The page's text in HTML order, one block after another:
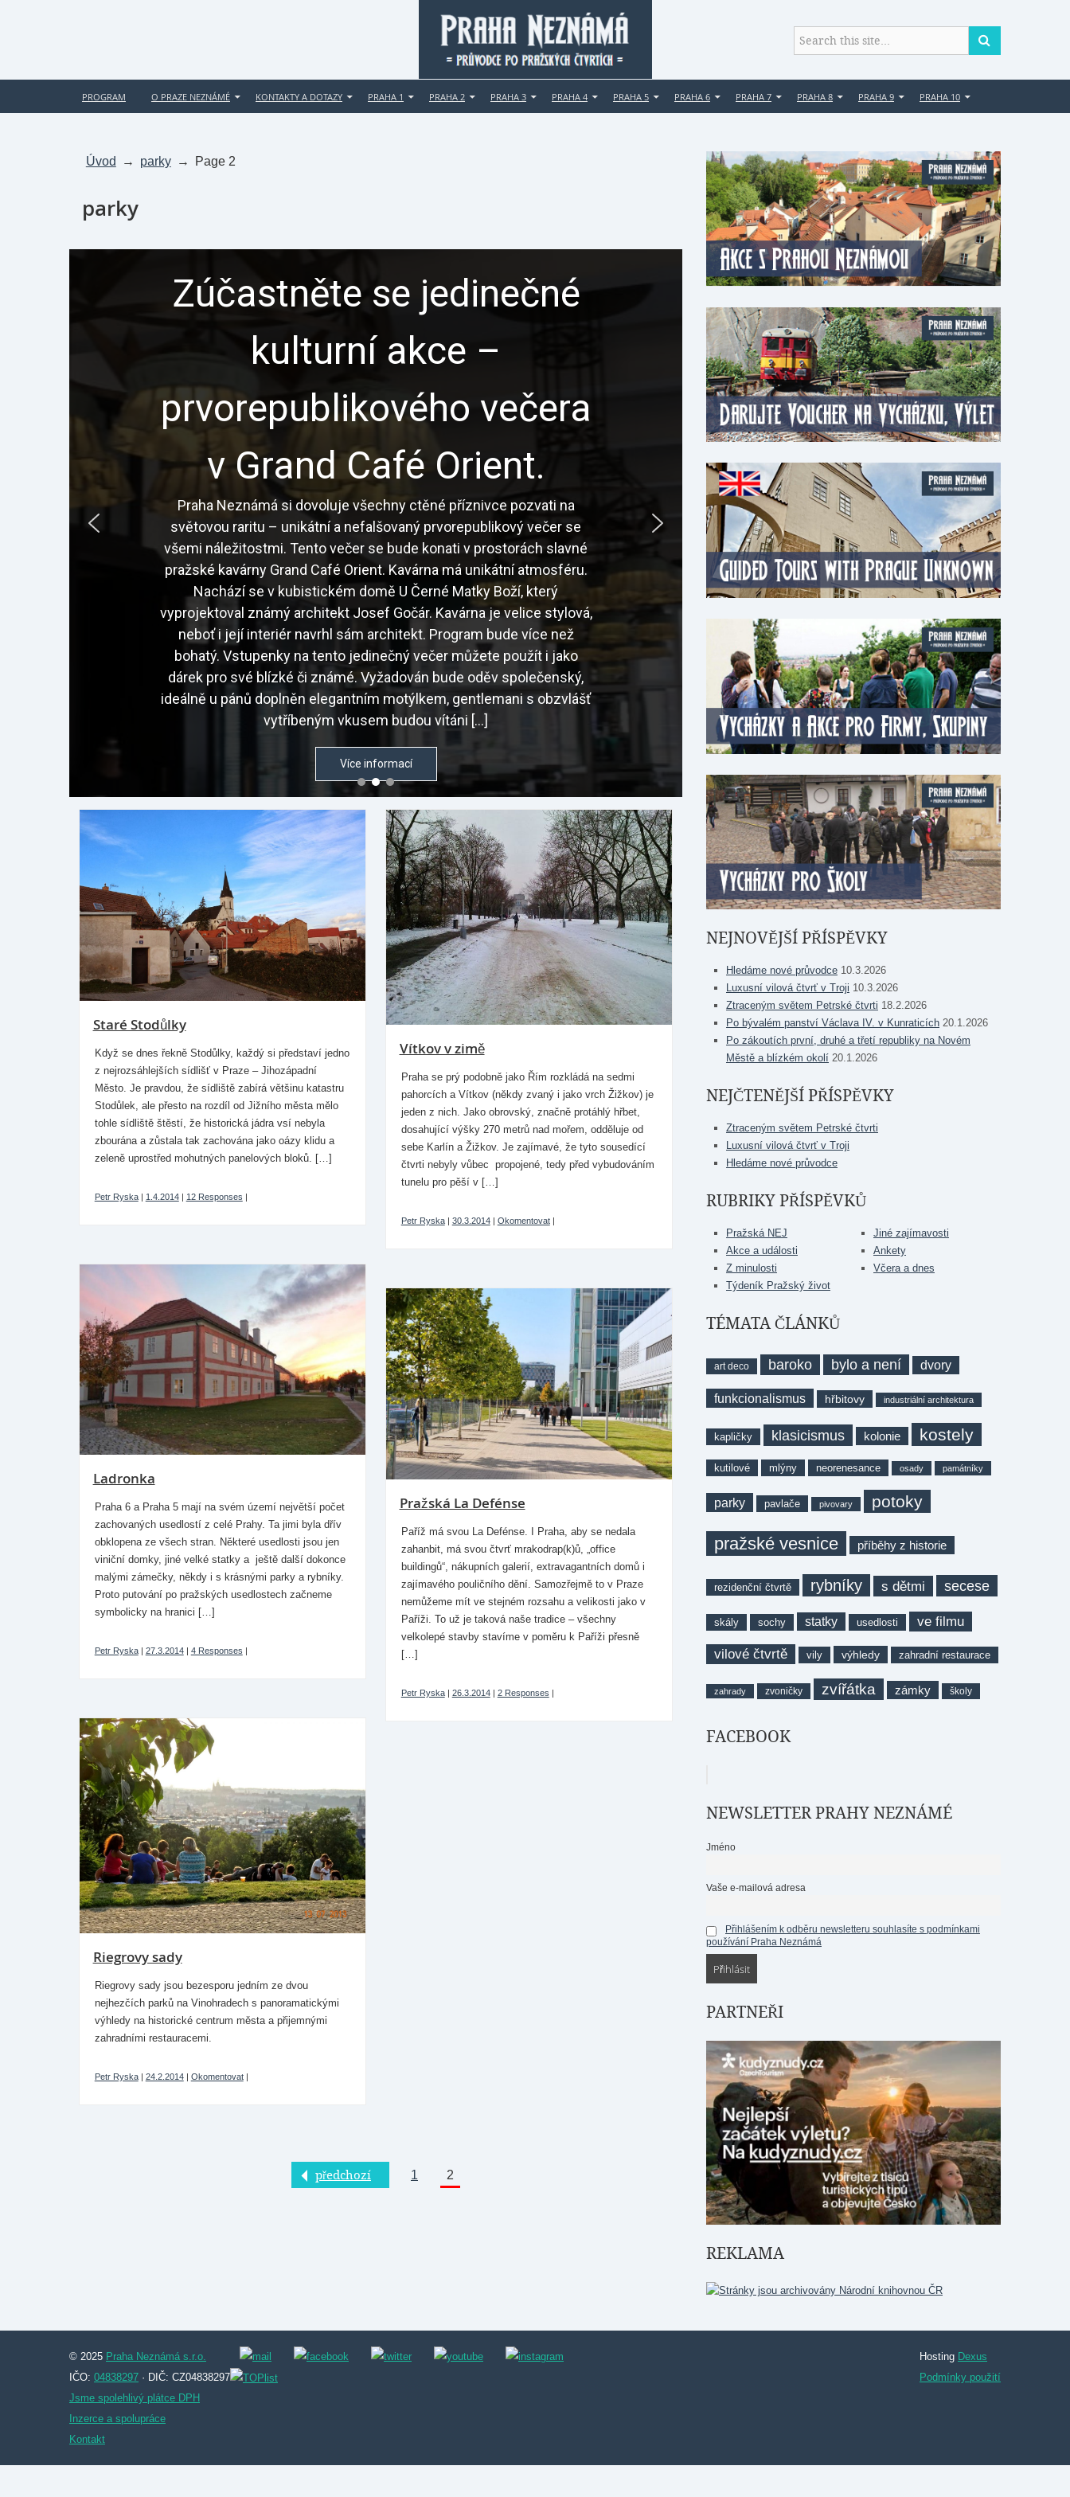
PROGRAM O PRAZE NEZNÁMÉ KONTAKTY A DOTAZY PRAHA 1 PRAHA 2 PRAHA 3 PRAHA 4 PRAHA 5 PRAHA 6 PRAHA 7 PRAHA 8 PRAHA 9 PRAHA 10
Úvod → parky → Page 2
parky
Zúčastněte se jedinečné
kulturní akce –
prvorepublikového večera
v Grand Café Orient.
Praha Neznámá si dovoluje všechny ctěné příznivce pozvati na
světovou raritu – unikátní a nefalšovaný prvorepublikový večer se
všemi náležitostmi. Tento večer se bude konati v prostorách slavné
pražské kavárny Grand Café Orient. Kavárna má unikátní atmosféru.
Nachází se v kubistickém domě U Černé Matky Boží, který
vyprojektoval známý architekt Josef Gočár. Kavárna je velice stylová,
neboť i její interiér navrhl sám architekt. Program bude více než
bohatý. Vstupenky na tento jedinečný večer můžete použít i jako
dárek pro své blízké či známé. Vyžadován bude oděv společenský,
ideálně u pánů doplněn elegantním motýlkem, gentlemani s obzvlášť
vytříbeným vkusem budou vítáni […]
Více informací
Staré Stodůlky
Když se dnes řekně Stodůlky, každý si představí jedno
z nejrozsáhlejších sídlišť v Praze – Jihozápadní
Město. Je pravdou, že sídliště zabírá většinu katastru
Stodůlek, ale přesto na rozdíl od Jižního města mělo
tohle sídliště štěstí, že historická jádra vsí nebyla
zbourána a zůstala tak zachována jako oázy klidu a
zeleně uprostřed mohutných panelových bloků. […]
Petr Ryska| 1.4.2014| 12 Responses |
Vítkov v zimě
Praha se prý podobně jako Řím rozkládá na sedmi
pahorcích a Vítkov (někdy zvaný i jako vrch Žižkov) je
jeden z nich. Jako obrovský, značně protáhlý hřbet,
dosahující výšky 270 metrů nad mořem, odděluje od
sebe Karlín a Žižkov. Je zajímavé, že tyto sousedící
čtvrti nebyly vůbec propojené, tedy před vybudováním
tunelu pro pěší v […]
Petr Ryska| 30.3.2014| Okomentovat|
Ladronka
Praha 6 a Praha 5 mají na svém území největší počet
zachovaných usedlostí z celé Prahy. Ta jimi byla dřív
obklopena ze všech stran. Některé usedlosti jsou jen
viniční domky, jiné velké statky a ještě další dokonce
malými zámečky, někdy i s krásnými parky a rybníky.
Proto putování po pražských usedlostech začneme
symbolicky na hranici […]
Petr Ryska| 27.3.2014| 4 Responses |
Pražská La Defénse
Paříž má svou La Defénse. I Praha, aby se nedala
zahanbit, má svou čtvrť mrakodrap(k)ů, „office
buildingů“, nákupních galerií, extravagantních domů i
zajímavého pouličního dění. Samozřejmě to v Praze
nemůžeme mít ve stejném rozsahu a velikosti jako v
Paříži. To už je taková naše tradice – všechny
velkolepé stavby stavíme v poměru k Paříži přesně
[…]
Petr Ryska| 26.3.2014| 2 Responses |
Riegrovy sady
Riegrovy sady jsou bezesporu jedním ze dvou
nejhezčích parků na Vinohradech s panoramatickými
výhledy na historické centrum města a přijemnými
zahradními restauracemi.
Petr Ryska| 24.2.2014| Okomentovat|
předchozí 1 2
NEJNOVĚJŠÍ PŘÍSPĚVKY
Hledáme nové průvodce 10.3.2026
Luxusní vilová čtvrť v Troji 10.3.2026
Ztraceným světem Petrské čtvrti 18.2.2026
Po bývalém panství Václava IV. v Kunraticích 20.1.2026
Po zákoutích první, druhé a třetí republiky na Novém
Městě a blízkém okolí 20.1.2026
NEJČTENĚJŠÍ PŘÍSPĚVKY
Ztraceným světem Petrské čtvrti
Luxusní vilová čtvrť v Troji
Hledáme nové průvodce
RUBRIKY PŘÍSPĚVKŮ
Pražská NEJ
Akce a události
Z minulosti
Týdeník Pražský život
Jiné zajímavosti
Ankety
Včera a dnes
TÉMATA ČLÁNKŮ
art deco baroko bylo a není dvory
funkcionalismus hřbitovy industriální architektura
kapličky klasicismus kolonie kostely
kutilové mlýny neorenesance osady památníky
parky pavlače pivovary potoky
pražské vesnice příběhy z historie
rezidenční čtvrtě rybníky s dětmi secese
skály sochy statky usedlosti ve filmu
vilové čtvrtě vily výhledy zahradní restaurace
zahrady zvoničky zvířátka zámky školy
FACEBOOK
NEWSLETTER PRAHY NEZNÁMÉ
Jméno
Vaše e-mailová adresa
Přihlášením k odběru newsletteru souhlasíte s podmínkami
používání Praha Neznámá
PARTNEŘI
REKLAMA
© 2025 Praha Neznámá s.r.o.
IČO: 04838297 · DIČ: CZ04838297
Jsme spolehlivý plátce DPH
Inzerce a spolupráce
Kontakt
Hosting Dexus
Podmínky použití